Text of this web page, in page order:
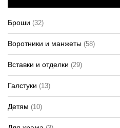
Броши (32)
Воротники и манжеты (58)
Вставки и отделки (29)
Галстуки (13)
Детям (10)